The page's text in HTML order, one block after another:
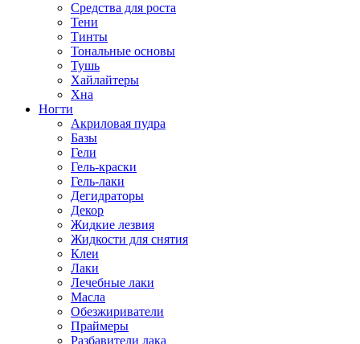
Средства для роста
Тени
Тинты
Тональные основы
Тушь
Хайлайтеры
Хна
Ногти
Акриловая пудра
Базы
Гели
Гель-краски
Гель-лаки
Дегидраторы
Декор
Жидкие лезвия
Жидкости для снятия
Клеи
Лаки
Лечебные лаки
Масла
Обезжириватели
Праймеры
Разбавители лака